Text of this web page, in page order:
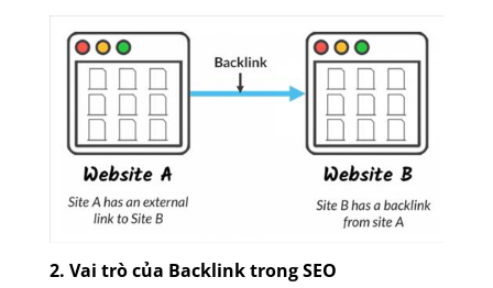
2. Vai trò của Backlink trong SEO